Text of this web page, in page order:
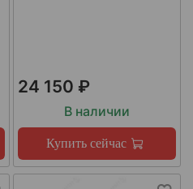
24 150 ₽
В наличии
Купить сейчас